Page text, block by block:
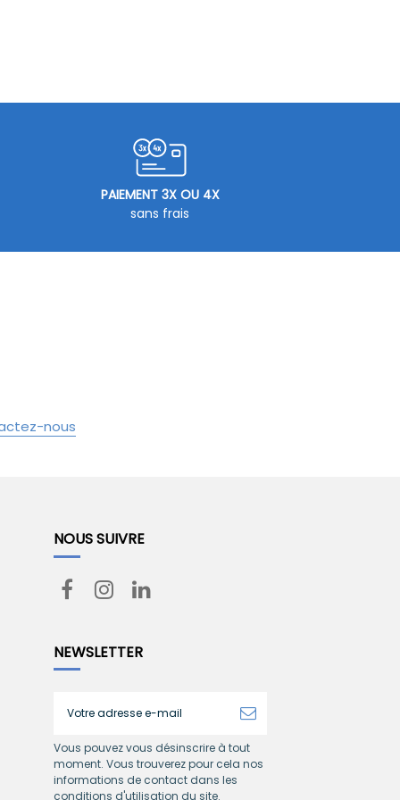
nous
PAIEMENT 3X OU 4X
sans frais
NOUS SUIVRE
NEWSLETTER
Vous pouvez vous désinscrire à tout
moment. Vous trouverez pour cela nos
informations de contact dans les
conditions d'utilisation du site.